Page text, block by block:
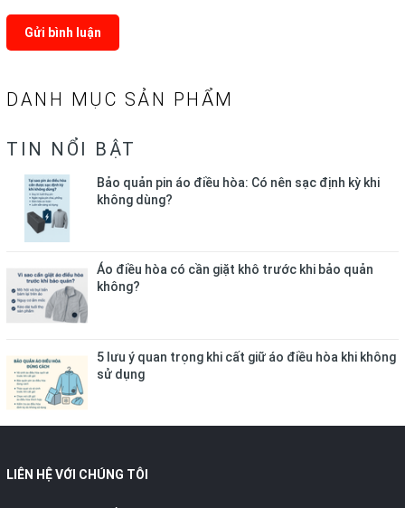
DANH MỤC SẢN PHẨM
TIN NỔI BẬT
Bảo quản pin áo điều hòa: Có nên sạc định kỳ khi
không dùng?
Áo điều hòa có cần giặt khô trước khi bảo quản
không?
5 lưu ý quan trọng khi cất giữ áo điều hòa khi không
sử dụng
Gửi bình luận
LIÊN HỆ VỚI CHÚNG TÔI